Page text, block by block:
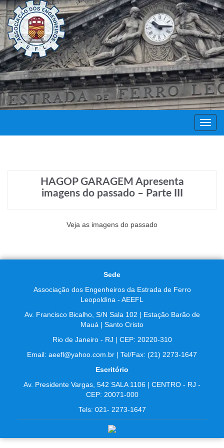
HAGOP GARAGEM Apresenta
imagens do passado – Parte III
Veja as imagens do passado
Sede
Associação dos Engenheiros da Estrada de Ferro
Leopoldina - AEEFL
Av. Francisco Bicalho, S/N Sala 102 | Estação Barão de
Mauá | Santo Cristo
Rio de Janeiro - RJ | CEP: 20220-310
Email: aeefl@yahoo.com.br | Tel/Fax: (21) 2273-1647
Escritório
Av. Presidente Vargas, 542 SALA 1106 | CENTRO - RJ -
CEP: 20071-000
Tels: 021- 2273-1647